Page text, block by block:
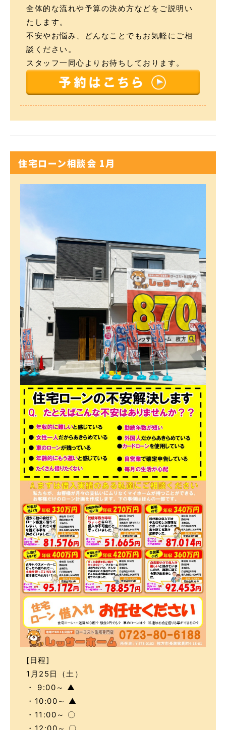
全体的な流れや予算の決め方などをご説明い
たします。
不安やお悩み、どんなことでもお気軽にご相
談ください。
スタッフ一同心よりお待ちしております。
住宅ローン相談会 1月
[日程]
1月25日（土）
・ 9:00～ ▲
・10:00～ ▲
・11:00～ 〇